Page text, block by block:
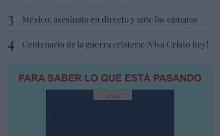
México: asesinato en directo y ante las cámaras
Centenario de la guerra cristera: ¡Viva Cristo Rey!